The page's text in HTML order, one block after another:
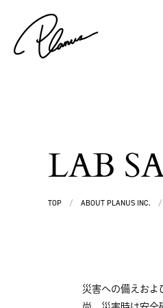
LAB
TOP / ABOUT PLANUS INC. /
災害への備えおよ